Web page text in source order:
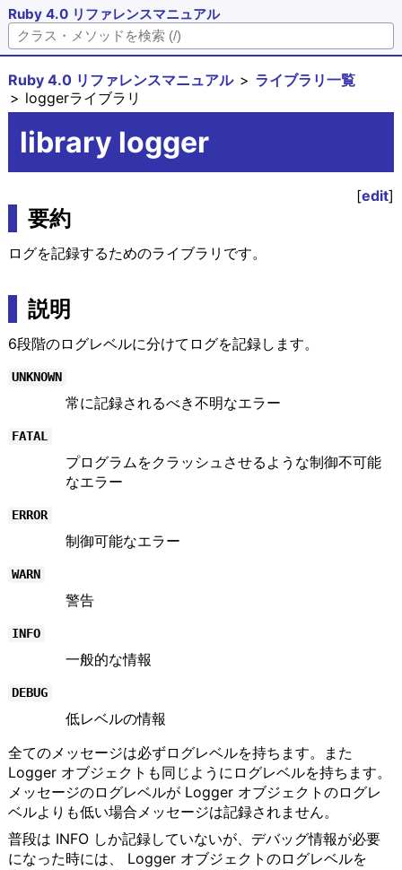
Ruby 4.0 リファレンスマニュアル
Ruby 4.0 リファレンスマニュアル
ライブラリ一覧
loggerライブラリ
library logger
[edit]
要約
ログを記録するためのライブラリです。
説明
6段階のログレベルに分けてログを記録します。
UNKNOWN
常に記録されるべき不明なエラー
FATAL
プログラムをクラッシュさせるような制御不可能
なエラー
ERROR
制御可能なエラー
WARN
警告
INFO
一般的な情報
DEBUG
低レベルの情報
全てのメッセージは必ずログレベルを持ちます。また
Logger オブジェクトも同じようにログレベルを持ちます。
メッセージのログレベルが Logger オブジェクトのログレ
ベルよりも低い場合メッセージは記録されません。
普段は INFO しか記録していないが、デバッグ情報が必要
になった時には、 Logger オブジェクトのログレベルを